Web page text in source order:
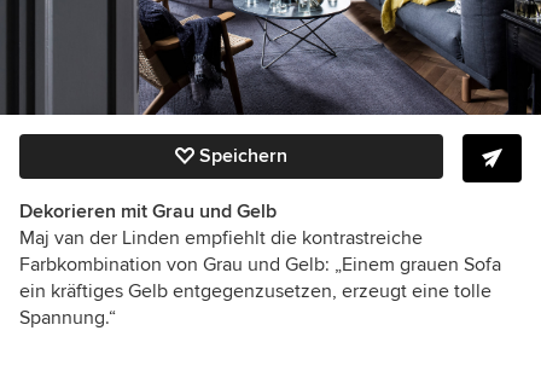
Speichern
Dekorieren mit Grau und Gelb
Maj van der Linden empfiehlt die kontrastreiche
Farbkombination von Grau und Gelb: „Einem grauen Sofa
ein kräftiges Gelb entgegenzusetzen, erzeugt eine tolle
Spannung.“